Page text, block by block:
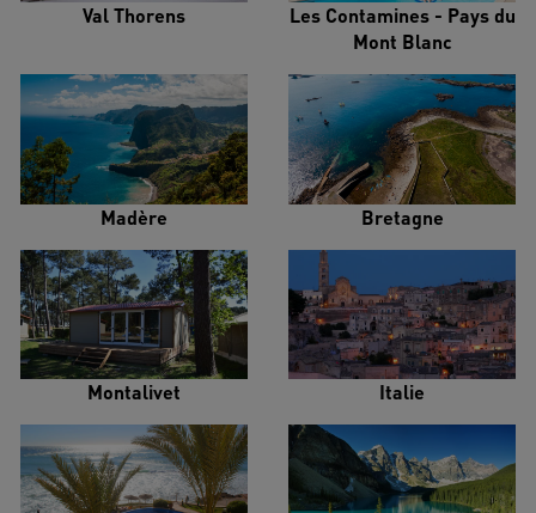
Val Thorens
Les Contamines - Pays du
Mont Blanc
Madère Bretagne
Montalivet Italie